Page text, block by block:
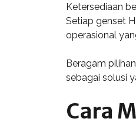
Ketersediaan
Setiap genset
operasional
Beragam
sebagai solusi
Cara